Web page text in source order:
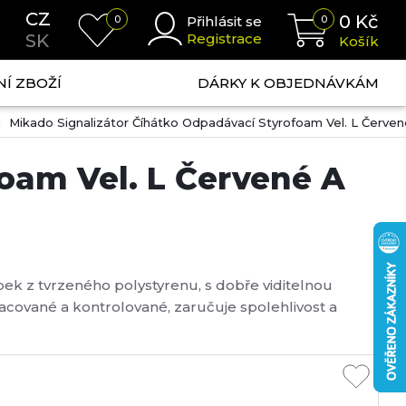
CZ
SK
0
Přihlásit se
Registrace
0 0 Kč
Košík
ZBOŽÍ DÁRKY K OBJEDNÁVKÁM
Mikado Signalizátor Číhátko Odpadávací Styrofoam Vel. L
Vel. L Červené A
z tvrzeného polystyrenu, s dobře viditelnou
a kontrolované, zaručuje spolehlivost a